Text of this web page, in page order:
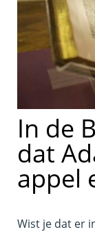
In de
dat
appel
Wist je dat er